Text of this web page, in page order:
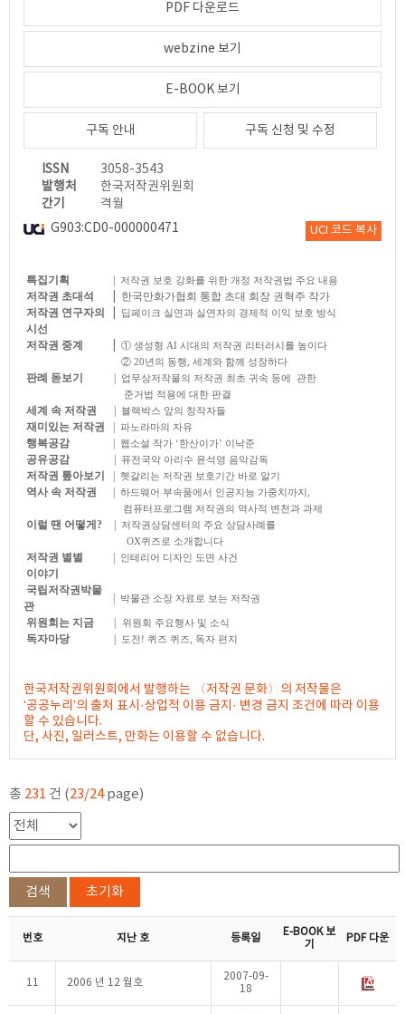
PDF 다운로드
webzine 보기
E-BOOK 보기
구독 안내 구독 신청 및 수정
ISSN
3058-3543
발행처
한국저작권위원회
간기
격월
G903:CD0-000000471
UCI 코드 복사
특집기획 저작권 보호 강화를 위한 개정 저작권법 주요 내용
저작권 초대석
한국만화가협회 통합 초대 회장 권혁주 작가
저작권 연구자의
시선
딥페이크 실연과 실연자의 경제적 이익 보호 방식
저작권 중계
① 생성형 AI 시대의 저작권 리터러시를 높이다
② 20년의 동행, 세계와 함께 성장하다
판례 돋보기
업무상저작물의 저작권 최초 귀속 등에 관한
준거법 적용에 대한 판결
세계 속 저작권 블랙박스 앞의 창작자들
재미있는 저작권 파노라마의 자유
행복공감 웹소설 작가 ‘한산이가’ 이낙준
공유공감 퓨전국악 아리수 윤석영 음악감독
저작권 톺아보기 헷갈리는 저작권 보호기간 바로 알기
역사 속 저작권
하드웨어 부속품에서 인공지능 가중치까지,
컴퓨터프로그램 저작권의 역사적 변천과 과제
이럴 땐 어떻게?
저작권상담센터의 주요 상담사례를
OX퀴즈로 소개합니다
저작권 별별
이야기
인테리어 디자인 도면 사건
국립저작권박물
관
박물관 소장 자료로 보는 저작권
위원회는 지금 위원회 주요행사 및 소식
독자마당 도전! 퀴즈 퀴즈, 독자 편지
한국저작권위원회에서 발행하는 〈저작권 문화〉의 저작물은
‘공공누리’의 출처 표시·상업적 이용 금지· 변경 금지 조건에 따라 이용
할 수 있습니다.
단, 사진, 일러스트, 만화는 이용할 수 없습니다.
총 231 건 (23/24page)
검색 초기화
번호 지난 호 등록일
E-BOOK 보
기
PDF 다운
11 2006 년 12 월호
2007-09-
18